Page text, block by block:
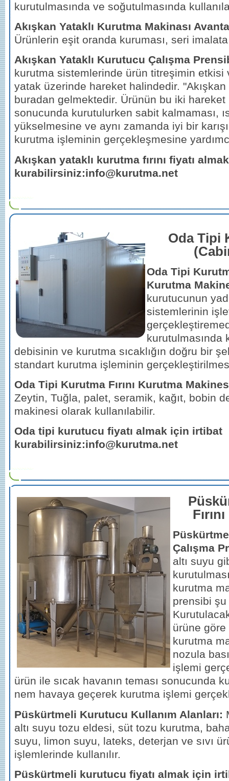
kurutulmasında ve soğutulmasında
Akışkan Yataklı Kurutma Makinası
Ürünlerin eşit oranda kuruması, seri
Akışkan Yataklı Kurutucu Çalışma
kurutma sistemlerinde ürün titreşimin etkisi
yatak üzerinde hareket halindedir.
buradan gelmektedir. Ürünün bu iki
sonucunda kurutulurken sabit kalmaması,
yükselmesine ve aynı zamanda iyi bir
kurutma işleminin gerçekleşmesine
Akışkan yataklı kurutma fırını fiyatı
kurabilirsiniz:info@kurutma.net
Oda Tipi
Oda Tipi
Kurutma
kurutucunun
sistemlerinin
kurutulmasında
debisinin ve kurutma sıcaklığın doğru bir
standart kurutma işleminin
Oda Tipi Kurutma Fırını Kurutma
Zeytin, Tuğla, palet, seramik, kağıt, bobin
makinesi olarak kullanılabilir.
Oda tipi kurutucu fiyatı almak için irtibat
kurabilirsiniz:info@kurutma.net
Çalışma
altı suyu
kurutma
prensibi
ürüne
kurutma
nozula
işlemi
ürün ile sıcak havanın teması sonucunda
nem havaya geçerek kurutma işlemi
Püskürtmeli Kurutucu Kullanım Alanları:
altı suyu tozu eldesi, süt tozu kurutma,
suyu, limon suyu, lateks, deterjan ve sıvı
işlemlerinde kullanılır.
Püskürtmeli kurutucu fiyatı almak için